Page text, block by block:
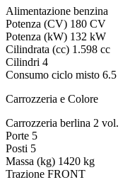
Alimentazione benzina
Potenza (CV) 180 CV
Potenza (kW) 132 kW
Cilindrata (cc) 1.598 cc
Cilindri 4
Consumo ciclo misto 6.5
Carrozzeria e Colore
Carrozzeria berlina 2 vol.
Porte 5
Posti 5
Massa (kg) 1420 kg
Trazione FRONT